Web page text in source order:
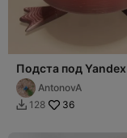
Подста под Yandex
станцию Мини 2
AntonovA
 128 36